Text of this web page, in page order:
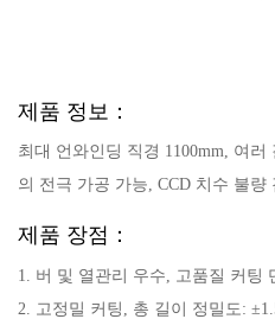
제품 정보：
최대 언와인딩 직경 1100mm, 여
의 전극 가공 가능, CCD 치수 불량
제품 장점：
1. 버 및 열관리 우수, 고품질 커팅
2. 고정밀 커팅, 총 길이 정밀도: